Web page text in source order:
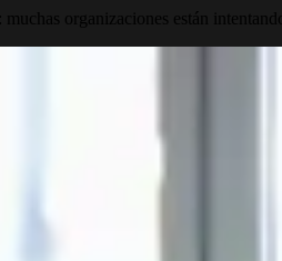
organizaciones están